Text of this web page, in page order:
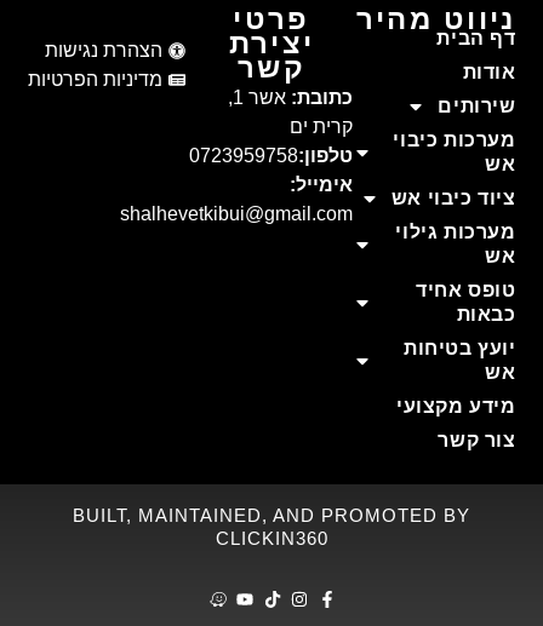
ניווט מהיר
דף הבית
אודות
שירותים
מערכות כיבוי
אש
ציוד כיבוי אש
מערכות גילוי
אש
טופס אחיד
כבאות
יועץ בטיחות
אש
מידע מקצועי
צור קשר
פרטי
יצירת
קשר
כתובת:
אשר 1,
קרית ים
טלפון:0723959758
אימייל:
shalhevetkibui@gmail.com
הצהרת נגישות
מדיניות הפרטיות
BUILT, MAINTAINED, AND PROMOTED BY
CLICKIN360